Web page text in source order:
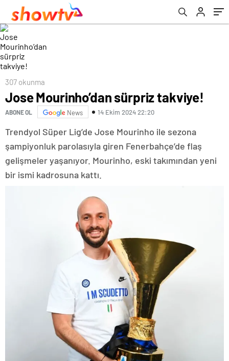
307 okunma
Jose Mourinho’dan sürpriz takviye!
ABONE OL News 14 Ekim 2024 22:20
Trendyol Süper Lig’de Jose Mourinho ile sezona
şampiyonluk parolasıyla giren Fenerbahçe’de flaş
gelişmeler yaşanıyor. Mourinho, eski takımından yeni
bir ismi kadrosuna kattı.